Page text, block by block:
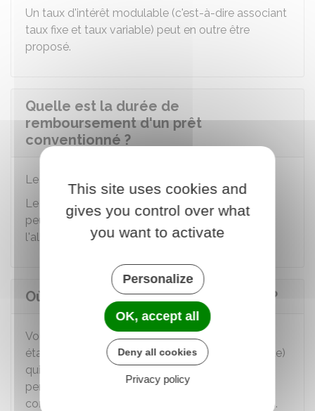
Un taux d'intérêt modulable (c'est-à-dire associant
taux fixe et taux variable) peut en outre être
proposé.
Quelle est la durée de
remboursement d'un prêt
conventionné ?
Le durée du prêt peut aller de
Le contrat de prêt peut prévoir que cette durée
peut être modifiée pour soit la réduire, soit
l'allonger jusqu'à totaliser35 ans maximum.
Où demander le prêt conventionné ?
Vous devez le demander auprès d'un
établissement financier (par exemple, une banque)
qui a signé avec l'État une convention lui
permettant d'accorder ce prêt. Vous pouvez
consulter la
liste des établissements concernés.
This site uses cookies and
gives you control over what
you want to activate
Personalize
OK, accept all
Deny all cookies
Privacy policy